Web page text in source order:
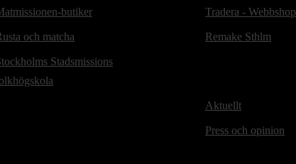
butiker
och matcha
Stadsmissions
Tradera - Webbshop
Remake Sthlm
Aktuellt
Press och opinion